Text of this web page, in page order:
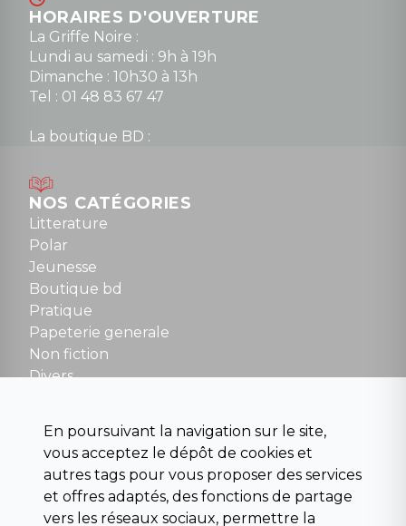
HORAIRES D'OUVERTURE
La Griffe Noire :
Lundi au samedi : 9h à 19h
Dimanche : 10h30 à 13h
Tel : 01 48 83 67 47
La boutique BD :
Mardi au samedi : 10h à 13h / 14h à 19h
Dimanche : 10h30 à 12h30
Tel : 01 48 89 13 88
NOUS CONTACTER
contact@la-griffe-noire.com
NOS CATÉGORIES
Litterature
Polar
Jeunesse
Boutique bd
Pratique
Papeterie generale
Non fiction
Divers
Para scolaire
Histoire
Pochoteque
Pleiade
En poursuivant la navigation sur le site,
vous acceptez le dépôt de cookies et
autres tags pour vous proposer des services
et offres adaptés, des fonctions de partage
vers les réseaux sociaux, permettre la